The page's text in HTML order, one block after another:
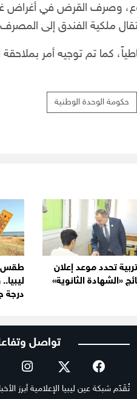
وصرف القرض في أغراض
ملكية الفندق إلى
كما تم توجيه أمر بملاحقة
حكومة الوحدة الوطنية
تحدد موعد إعلان
«الشهادة الثانوية»
طقس
درجة
تواصل
تُقَدّم شبكة عين ليبيا الإعلامية أبرز